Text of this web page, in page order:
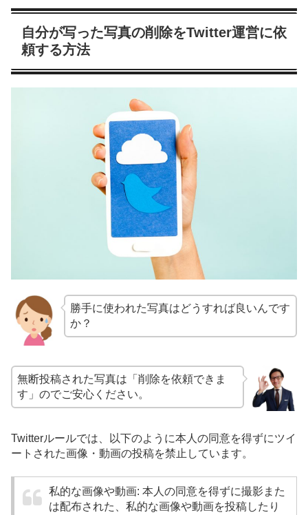
自分が写った写真の削除をTwitter運営に依
頼する方法
勝手に使われた写真はどうすれば良いんです
か？
無断投稿された写真は「削除を依頼できま
す」のでご安心ください。
Twitterルールでは、以下のように本人の同意を得ずにツイ
ートされた画像・動画の投稿を禁止しています。
私的な画像や動画: 本人の同意を得ずに撮影また
は配布された、私的な画像や動画を投稿したり